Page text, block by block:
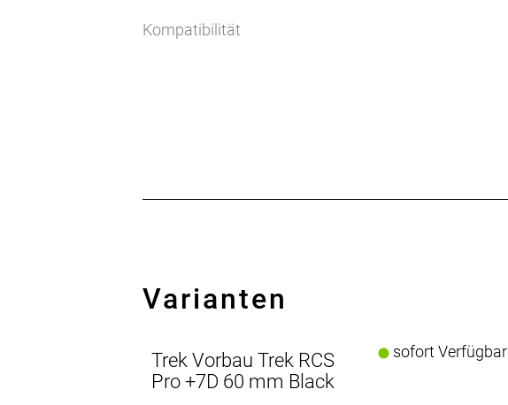
Kompatibilität
Varianten
Trek Vorbau Trek RCS
Pro +7D 60 mm Black
sofort Verfügbar